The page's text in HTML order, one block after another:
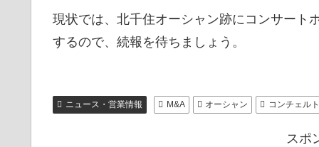
現状では、北千住オーシャン跡にコンサート
するので、続報を待ちましょう。
ニュース・営業情報 M&A オーシャン コンチェル
スポ